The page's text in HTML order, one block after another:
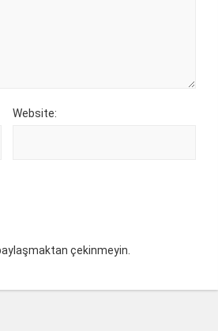
Website:
çekinmeyin.